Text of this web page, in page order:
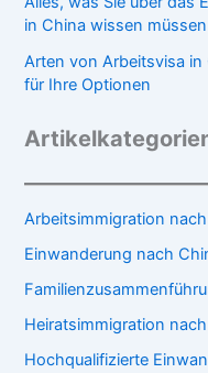
in China wissen müssen
Arten von Arbeitsvisa
für Ihre Optionen
Arbeitsimmigration
Einwanderung nach
Heiratsimmigration
Hochqualifizierte